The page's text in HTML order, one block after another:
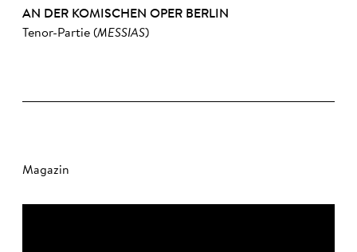
AN DER KOMISCHEN OPER BERLIN
Tenor-Partie (MESSIAS)
Magazin